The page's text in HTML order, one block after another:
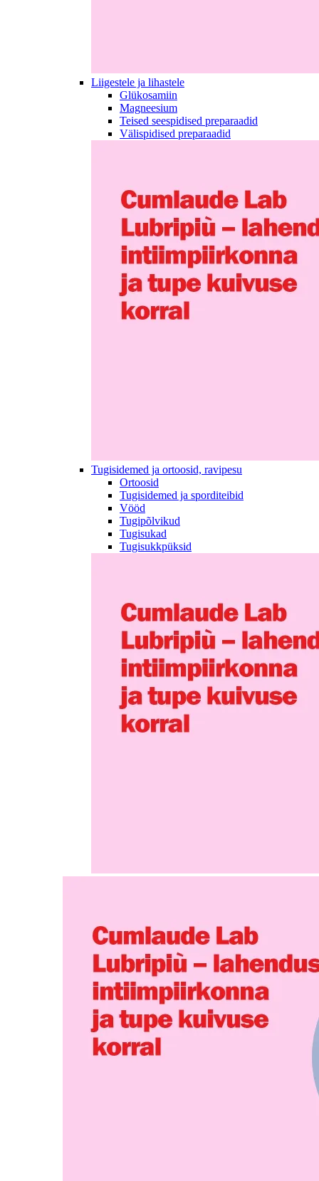
Liigestele ja lihastele
Glükosamiin
Magneesium
Teised seespidised preparaadid
Välispidised preparaadid
Tugisidemed ja ortoosid, ravipesu
Ortoosid
Tugisidemed ja sporditeibid
Vööd
Tugipõlvikud
Tugisukad
Tugisukkpüksid